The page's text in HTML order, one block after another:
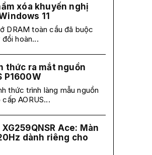
xóa khuyến nghị
11
DRAM toàn cầu đã buộc
hoàn...
thức ra mắt nguồn
P1600W
thức trình làng mẫu nguồn
AORUS...
Ace: Màn
dành riêng cho